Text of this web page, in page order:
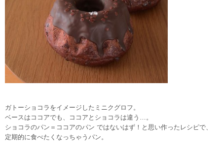
ガトーショコラをイメージしたミニクグロフ。
ベースはココアでも、ココアとショコラは違う…。
ショコラのパン＝ココアのパン ではないはず！と思い作ったレシピで、
定期的に食べたくなっちゃうパン。